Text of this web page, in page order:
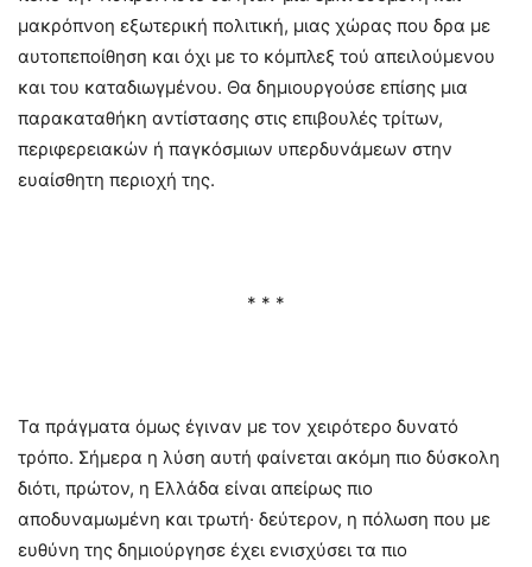
μακρόπνοη εξωτερική πολιτική, μιας χώρας που δρα με
αυτοπεποίθηση και όχι με το κόμπλεξ τού απειλούμενου
και του καταδιωγμένου. Θα δημιουργούσε επίσης μια
παρακαταθήκη αντίστασης στις επιβουλές τρίτων,
περιφερειακών ή παγκόσμιων υπερδυνάμεων στην
ευαίσθητη περιοχή της.
* * *
Τα πράγματα όμως έγιναν με τον χειρότερο δυνατό
τρόπο. Σήμερα η λύση αυτή φαίνεται ακόμη πιο δύσκολη
διότι, πρώτον, η Ελλάδα είναι απείρως πιο
αποδυναμωμένη και τρωτή· δεύτερον, η πόλωση που με
ευθύνη της δημιούργησε έχει ενισχύσει τα πιο